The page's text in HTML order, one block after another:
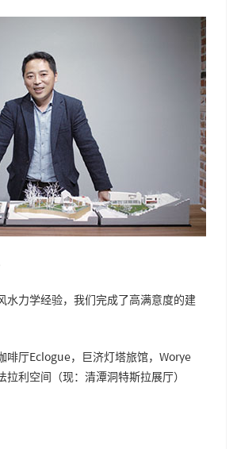
水力学经验，我们完成了高满意度的建
啡厅Eclogue，巨济灯塔旅馆，Worye
利空间（现：清潭洞特斯拉展厅）